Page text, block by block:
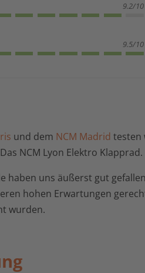
9.2/10
9.5/10
und dem NCM Madrid testen
NCM Lyon Elektro Klapprad.
haben uns äußerst gut
hohen Erwartungen
wurden.